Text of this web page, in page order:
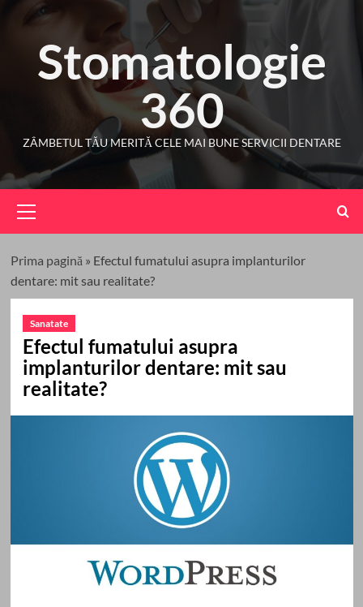
contentStomatologie
360
ZÂMBETUL TĂU MERITĂ CELE MAI BUNE SERVICII DENTARE
Menu
Prima pagină » Efectul fumatului asupra implanturilor
dentare: mit sau realitate?
Sanatate
Efectul fumatului asupra
implanturilor dentare: mit sau
realitate?